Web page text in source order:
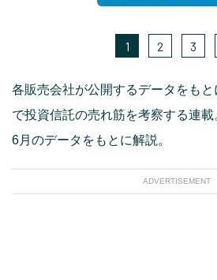
1 2 3
各販売会社が公開するデータをも
で投資信託の売れ筋を考察する連
6月のデータをもとに解説。
ADVERTISEMENT